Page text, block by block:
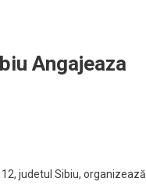
Angajeaza
12, judetul Sibiu, organizează